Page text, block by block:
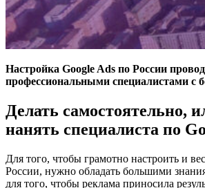
Настройка Google Ads по России
профессиональными специалистами
Делать самостоятельно,
нанять специалиста по
Для того, чтобы грамотно настроить и
России, нужно обладать большими
для того, чтобы реклама приносила